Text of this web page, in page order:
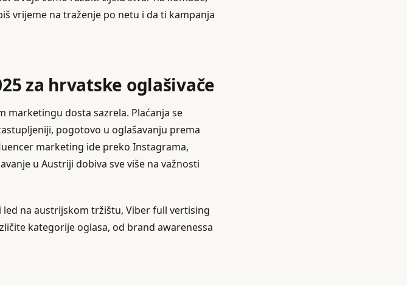
vrijeme na traženje po netu i da ti kampanja
za hrvatske oglašivače
marketingu dosta sazrela. Plaćanja se
pogotovo u oglašavanju prema
marketing ide preko Instagrama,
u Austriji dobiva sve više na važnosti
na austrijskom tržištu, Viber full vertising
kategorije oglasa, od brand awarenessa